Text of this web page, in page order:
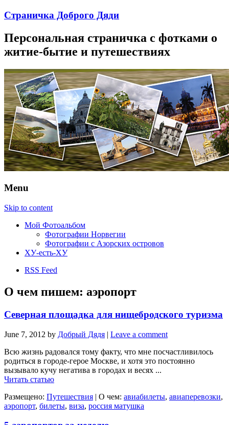
Страничка Доброго Дяди
Персональная страничка с фотками о
житие-бытие и путешествиях
Menu
Skip to content
Мой Фотоальбом
Фотографии Норвегии
Фотографии с Азорских островов
ХУ-есть-ХУ
RSS Feed
О чем пишем: аэропорт
Северная площадка для нищебродского туризма
June 7, 2012 by Добрый Дядя | Leave a comment
Всю жизнь радовался тому факту, что мне посчастливилось
родиться в городе-герое Москве, и хотя это постоянно
вызывало кучу негатива в городах и весях ...
Читать статью
Размещено: Путешествия | О чем: авиабилеты, авиаперевозки,
аэропорт, билеты, виза, россия матушка